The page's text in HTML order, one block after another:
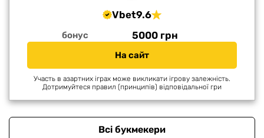
Vbet9.6
бонус 5000 грн
На сайт
Участь в азартних іграх може викликати ігрову залежність.
Дотримуйтеся правил (принципів) відповідальної гри
Всі букмекери